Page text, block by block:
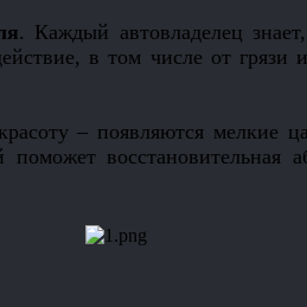
. Каждый автовладелец
в том числе от грязи
– появляются мелкие
восстановительная